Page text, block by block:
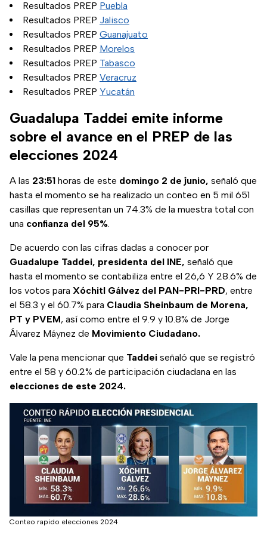
Resultados PREP Puebla
Resultados PREP Jalisco
Resultados PREP Guanajuato
Resultados PREP Morelos
Resultados PREP Tabasco
Resultados PREP Veracruz
Resultados PREP Yucatán
Guadalupa Taddei emite informe
sobre el avance en el PREP de las
elecciones 2024
A las 23:51 horas de este domingo 2 de junio, señaló que
hasta el momento se ha realizado un conteo en 5 mil 651
casillas que representan un 74.3% de la muestra total con
una confianza del 95%.
De acuerdo con las cifras dadas a conocer por
Guadalupe Taddei, presidenta del INE, señaló que
hasta el momento se contabiliza entre el 26,6 Y 28.6% de
los votos para Xóchitl Gálvez del PAN-PRI-PRD, entre
el 58.3 y el 60.7% para Claudia Sheinbaum de Morena,
PT y PVEM, así como entre el 9.9 y 10.8% de Jorge
Álvarez Máynez de Movimiento Ciudadano.
Vale la pena mencionar que Taddei señaló que se registró
entre el 58 y 60.2% de participación ciudadana en las
elecciones de este 2024.
Conteo rapido elecciones 2024